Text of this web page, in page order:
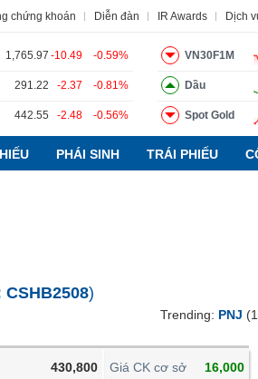
chứng khoán Diễn đàn IR Awards Dịch
1,765.97 -10.49 -0.59%
291.22 -2.37 -0.81%
442.55 -2.48 -0.56%
VN30F1M
Dầu
Spot Gold
PHÁI SINH TRÁI PHIẾU
CSHB2508)
430,800
Giá CK cơ sở
16,000
Trending: PNJ
Tin tức Báo cáo phân tích
PHÁI SINH